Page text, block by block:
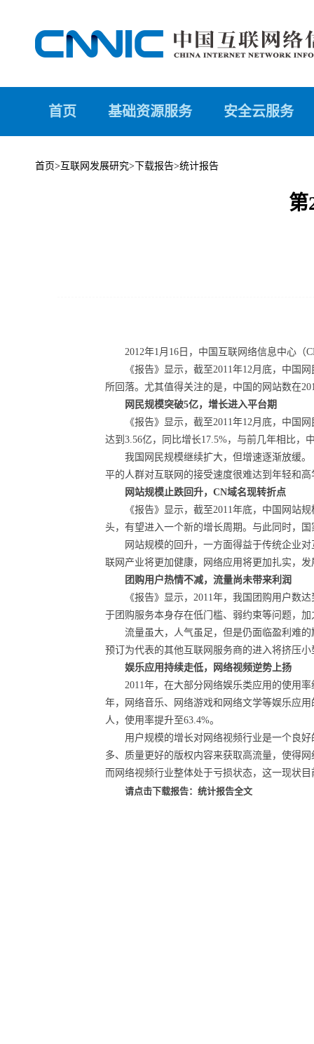
首页 基础资源服务 安全云服务
首页>互联网发展研究> 下载报告>统计报告
第
2012年1月16日，中国互联网络信息中心（
《报告》显示， 截至2011年12月底，中国
所回落。尤其值得关注的是，中国的网站数在
网民规模突破5亿， 增长进入平台期
《报告》显示，截至2011年12月底，中国
达到3.56亿 ， 同比增长17.5%，与前几年相比，
我国网民规模继续扩大，但增速逐渐放缓
平的人群对互联网的接受速度很难达到年轻和
网站规模止跌回升，CN域名现转折点
《报告》显示，截至2011年底，中国网站
头，有望进入一个新的增长周期。与此同时，
网站规模的回升，一方面得益于传统企业
联网产业将更加健康，网络应用将更加扎实，
团购用户热情不减，流量尚未带来利润
《报告》显示， 2011年，我国团购用户数达
于团购服务本身存在低门槛、弱约束等问题，
流量虽大，人气虽足，但是仍面临盈利难
预订为代表的其他互联网服务商的进入将挤压
娱乐应用持续走低，网络视频逆势上扬
2011年，在大部分网络娱乐类应用的使用
年，网络音乐、网络游戏和网络文学等娱乐应
人，使用率提升至63.4%。
用户规模的增长对网络视频行业是一个良
多、质量更好的版权内容来获取高流量，使得
而网络视频行业整体处于亏损状态，这一现状
请点击下载报告：统计报告全文